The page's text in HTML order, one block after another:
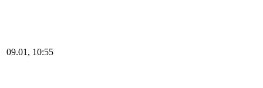
09.01, 10:55